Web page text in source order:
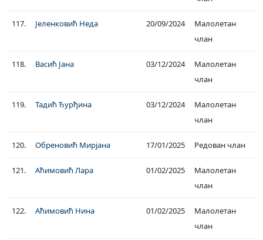
117. Јеленковић Неда 20/09/2024
Малолетан
члан
118. Васић Јана 03/12/2024
Малолетан
члан
119. Тадић Ђурђина 03/12/2024
Малолетан
члан
120. Обреновић Мирјана 17/01/2025 Редован члан
121. Аћимовић Лара 01/02/2025
Малолетан
члан
122. Аћимовић Нина 01/02/2025
Малолетан
члан